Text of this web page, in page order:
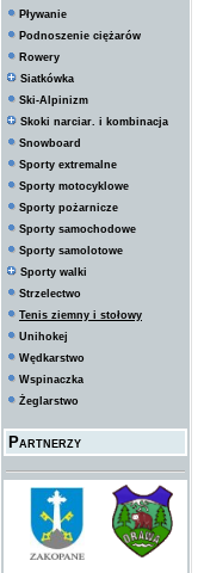
Pływanie
Podnoszenie ciężarów
Rowery
Siatkówka
Ski-Alpinizm
Skoki narciar. i kombinacja
Snowboard
Sporty extremalne
Sporty motocyklowe
Sporty pożarnicze
Sporty samochodowe
Sporty samolotowe
Sporty walki
Strzelectwo
Tenis ziemny i stołowy
Unihokej
Wędkarstwo
Wspinaczka
Żeglarstwo
Partnerzy